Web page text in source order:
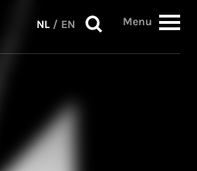
NL / EN Menu